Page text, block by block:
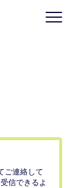
ご連絡して
信できるよ